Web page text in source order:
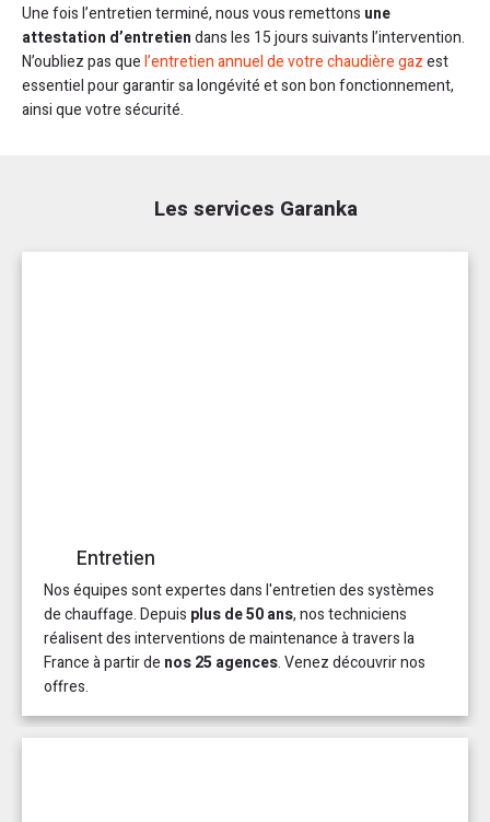
Une fois l’entretien terminé, nous vous remettons une
attestation d’entretiendans les 15 jours suivants l’intervention.
N’oubliez pas quel’entretien annuel de votre chaudière gazest
essentiel pour garantir sa longévité et son bon fonctionnement,
ainsi que votre sécurité.
Les services Garanka
Entretien
Nos équipes sont expertes dans l'entretien des systèmes
de chauffage. Depuis plus de 50 ans, nos techniciens
réalisent des interventions de maintenance à travers la
France à partir de nos 25 agences. Venez découvrir nos
offres.